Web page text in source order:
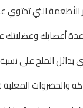
أعصابك وعضلاتك
بدائل الملح على
والخضروات